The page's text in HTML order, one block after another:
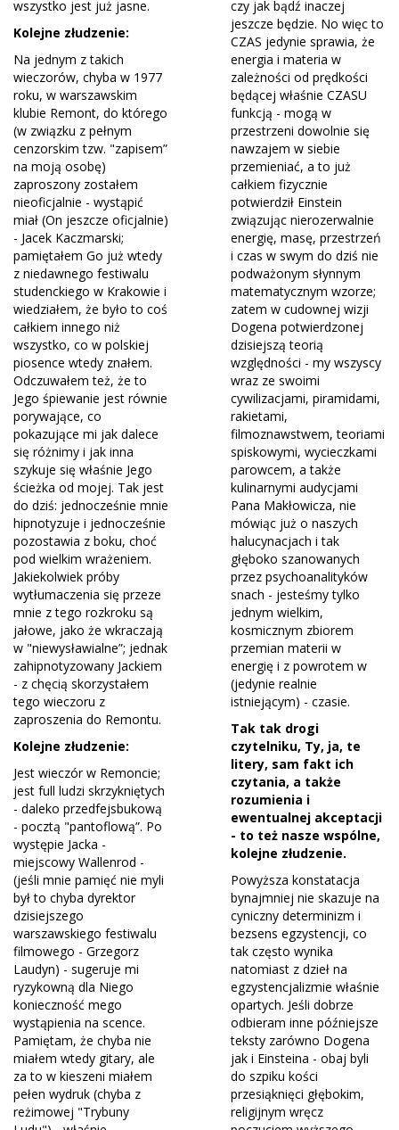
wszystko jest już jasne.
Kolejne złudzenie:
Na jednym z takich
wieczorów, chyba w 1977
roku, w warszawskim
klubie Remont, do którego
(w związku z pełnym
cenzorskim tzw. "zapisem”
na moją osobę)
zaproszony zostałem
nieoficjalnie - wystąpić
miał (On jeszcze oficjalnie)
- Jacek Kaczmarski;
pamiętałem Go już wtedy
z niedawnego festiwalu
studenckiego w Krakowie i
wiedziałem, że było to coś
całkiem innego niż
wszystko, co w polskiej
piosence wtedy znałem.
Odczuwałem też, że to
Jego śpiewanie jest równie
porywające, co
pokazujące mi jak dalece
się różnimy i jak inna
szykuje się właśnie Jego
ścieżka od mojej. Tak jest
do dziś: jednocześnie mnie
hipnotyzuje i jednocześnie
pozostawia z boku, choć
pod wielkim wrażeniem.
Jakiekolwiek próby
wytłumaczenia się przeze
mnie z tego rozkroku są
jałowe, jako że wkraczają
w "niewysławialne”; jednak
zahipnotyzowany Jackiem
- z chęcią skorzystałem
tego wieczoru z
zaproszenia do Remontu.
Kolejne złudzenie:
Jest wieczór w Remoncie;
jest full ludzi skrzykniętych
- daleko przedfejsbukową
- pocztą "pantoflową”. Po
występie Jacka -
miejscowy Wallenrod -
(jeśli mnie pamięć nie myli
był to chyba dyrektor
dzisiejszego
warszawskiego festiwalu
filmowego - Grzegorz
Laudyn) - sugeruje mi
ryzykowną dla Niego
konieczność mego
wystąpienia na scence.
Pamiętam, że chyba nie
miałem wtedy gitary, ale
za to w kieszeni miałem
pełen wydruk (chyba z
reżimowej "Trybuny
czy jak bądź inaczej
jeszcze będzie. No więc to
CZAS jedynie sprawia, że
energia i materia w
zależności od prędkości
będącej właśnie CZASU
funkcją - mogą w
przestrzeni dowolnie się
nawzajem w siebie
przemieniać, a to już
całkiem fizycznie
potwierdził Einstein
związując nierozerwalnie
energię, masę, przestrzeń
i czas w swym do dziś nie
podważonym słynnym
matematycznym wzorze;
zatem w cudownej wizji
Dogena potwierdzonej
dzisiejszą teorią
względności - my wszyscy
wraz ze swoimi
cywilizacjami, piramidami,
rakietami,
filmoznawstwem, teoriami
spiskowymi, wycieczkami
parowcem, a także
kulinarnymi audycjami
Pana Makłowicza, nie
mówiąc już o naszych
halucynacjach i tak
głęboko szanowanych
przez psychoanalityków
snach - jesteśmy tylko
jednym wielkim,
kosmicznym zbiorem
przemian materii w
energię i z powrotem w
(jedynie realnie
istniejącym) - czasie.
Tak tak drogi
czytelniku, Ty, ja, te
litery, sam fakt ich
czytania, a także
rozumienia i
ewentualnej akceptacji
- to też nasze wspólne,
kolejne złudzenie.
Powyższa konstatacja
bynajmniej nie skazuje na
cyniczny determinizm i
bezsens egzystencji, co
tak często wynika
natomiast z dzieł na
egzystencjalizmie właśnie
opartych. Jeśli dobrze
odbieram inne późniejsze
teksty zarówno Dogena
jak i Einsteina - obaj byli
do szpiku kości
przesiąknięci głębokim,
religijnym wręcz